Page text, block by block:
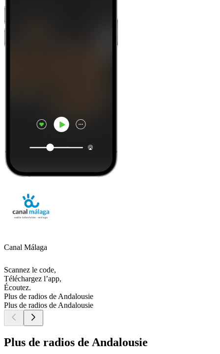
Canal Málaga
Scannez le code,
Téléchargez l’app,
Écoutez.
Plus de radios de Andalousie
Plus de radios de Andalousie
Plus de radios de Andalousie